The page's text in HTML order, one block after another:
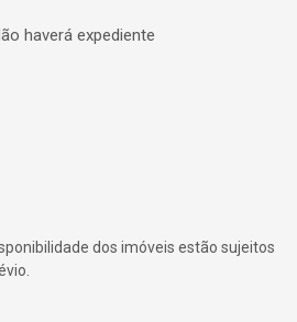
haverá expediente
dos imóveis estão sujeitos